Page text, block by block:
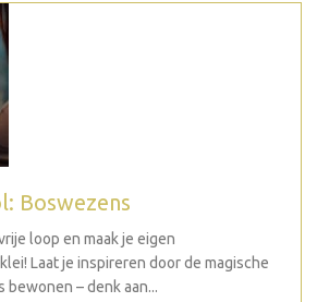
Boswezens
loop en maak je eigen
Laat je inspireren door de magische
– denk aan...